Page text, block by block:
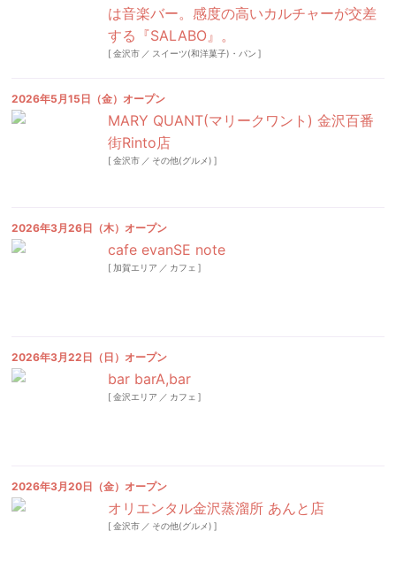
は音楽バー。感度の高いカルチャーが交差
する『SALABO』。
[金沢市 ／ スイーツ(和洋菓子)・パン ]
2026年5月15日（金）オープン
MARY QUANT(マリークワント) 金沢百番
街Rinto店
[金沢市 ／ その他(グルメ) ]
2026年3月26日（木）オープン
cafe evanSE note
[ 加賀エリア ／ カフェ ]
2026年3月22日（日）オープン
bar barA,bar
[金沢エリア ／ カフェ ]
2026年3月20日（金）オープン
オリエンタル金沢蒸溜所 あんと店
[金沢市 ／ その他(グルメ) ]